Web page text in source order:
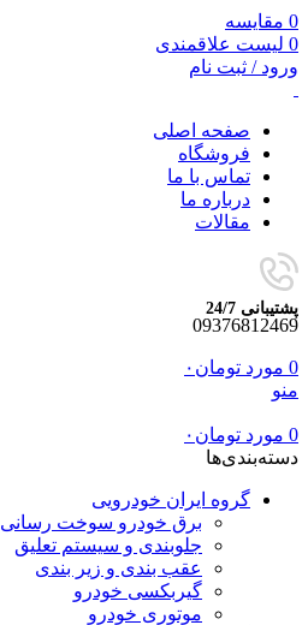
0 مقایسه
0 لیست علاقمندی
ورود / ثبت نام
صفحه اصلی
فروشگاه
تماس با ما
درباره ما
مقالات
پشتیبانی 24/7
09376812469
0 مورد تومان ۰
منو
0 مورد تومان ۰
دسته‌بندی‌ها
گروه ایران خودرویی
برق خودرو سوخت رسانی
جلوبندی و سیستم تعلیق
عقب بندی و زیر بندی
گیربکسی خودرو
موتوری خودرو